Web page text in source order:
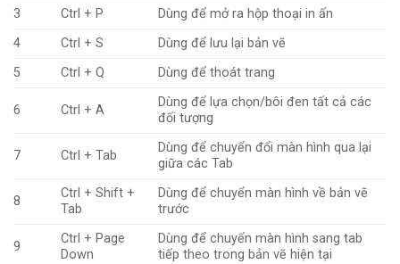
3
Ctrl + P
Dùng để mở ra hộp thoại in ấn
4
Ctrl + S
Dùng để lưu lại bản vẽ
5
Ctrl + Q Dùng để thoát trang
6 Ctrl + A
Dùng để lựa chọn/bôi đen tất cả các
đối tượng
7 Ctrl + Tab
Dùng để chuyển đổi màn hình qua lại
giữa các Tab
8
Ctrl + Shift +
Tab
Dùng để chuyển màn hình về bản vẽ
trước
9
Ctrl + Page
Down
Dùng để chuyển màn hình sang tab
tiếp theo trong bản vẽ hiện tại